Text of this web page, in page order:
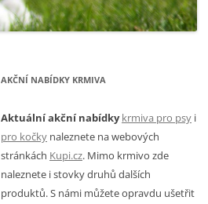
AKČNÍ NABÍDKY KRMIVA
Aktuální akční nabídky krmiva pro psy i
pro kočky naleznete na webových
stránkách Kupi.cz. Mimo krmivo zde
naleznete i stovky druhů dalších
produktů. S námi můžete opravdu ušetřit